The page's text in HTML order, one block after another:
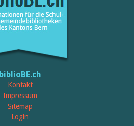
biblioBE.ch
Kontakt
Impressum
Sitemap
Login